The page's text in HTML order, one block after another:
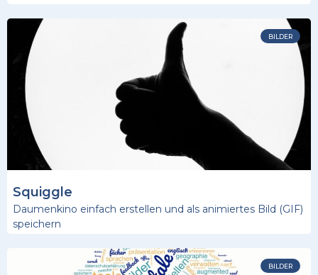
BILDER
Squiggle
Daumenkino einfach erstellen und als animiertes Bild (GIF)
speichern
BILDER